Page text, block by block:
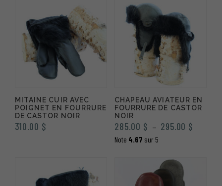
MITAINE CUIR AVEC
POIGNET EN FOURRURE
DE CASTOR NOIR
310.00 $
CHAPEAU AVIATEUR EN
FOURRURE DE CASTOR
NOIR
285.00 $ – 295.00 $
Note 4.67 sur 5